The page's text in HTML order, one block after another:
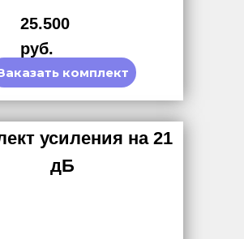
25.500
руб.
комплект
усиления на 21
дБ